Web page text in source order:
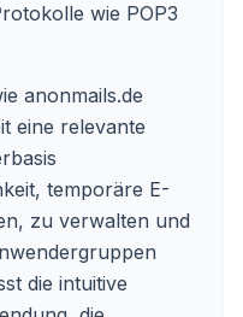
wie POP3
anonmails.de
eine relevante
temporäre E-
zu verwalten und
die intuitive